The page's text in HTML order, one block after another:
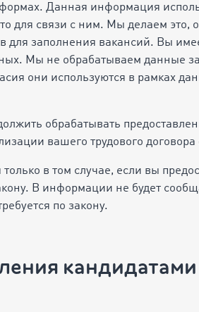
Данная информация
для связи с ним. Мы делаем это,
для заполнения вакансий. Вы
Мы не обрабатываем данные
они используются в рамках
обрабатывать
вашего трудового договора
в том случае, если вы
В информации не будет
по закону.